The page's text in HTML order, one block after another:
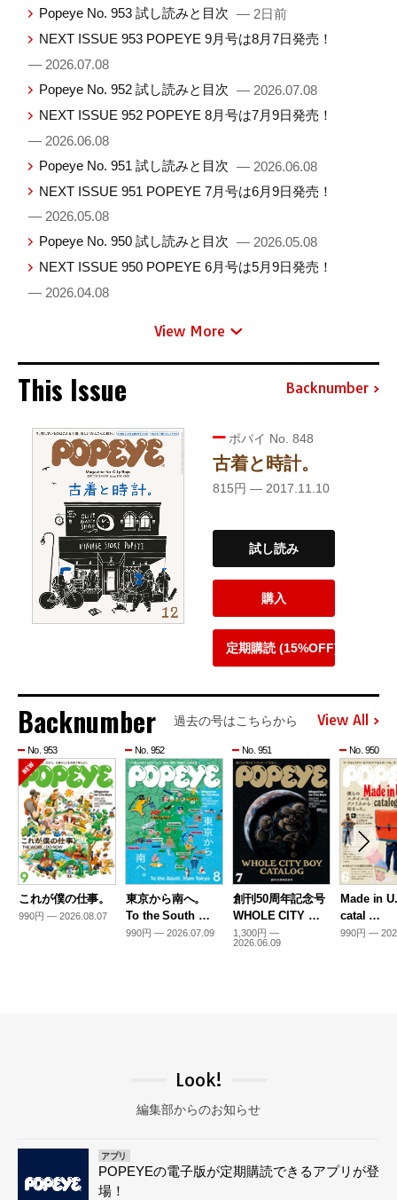
Popeye No. 953 試し読みと目次 — 2日前
NEXT ISSUE 953 POPEYE 9月号は8月7日発売！
— 2026.07.08
Popeye No. 952 試し読みと目次 — 2026.07.08
NEXT ISSUE 952 POPEYE 8月号は7月9日発売！
— 2026.06.08
Popeye No. 951 試し読みと目次 — 2026.06.08
NEXT ISSUE 951 POPEYE 7月号は6月9日発売！
— 2026.05.08
Popeye No. 950 試し読みと目次 — 2026.05.08
NEXT ISSUE 950 POPEYE 6月号は5月9日発売！
— 2026.04.08
View More
This Issue Backnumber
ポパイ No. 848
古着と時計。
815円 — 2017.11.10
試し読み
購入
定期購読 (15%OFF)
Backnumber 過去の号はこちらから View All
No. 953
これが僕の仕事。
990円 — 2026.08.07
No. 952
東京から南へ。
To the South …
990円 — 2026.07.09
No. 951
創刊50周年記念号
WHOLE CITY …
1,300円 —
2026.06.09
No. 950
Made in
catal …
990円 —
Look!
編集部からのお知らせ
アプリ
POPEYEの電子版が定期購読できるアプリが登
場！